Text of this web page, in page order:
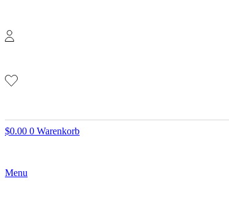
$0.00 0 Warenkorb
Menu